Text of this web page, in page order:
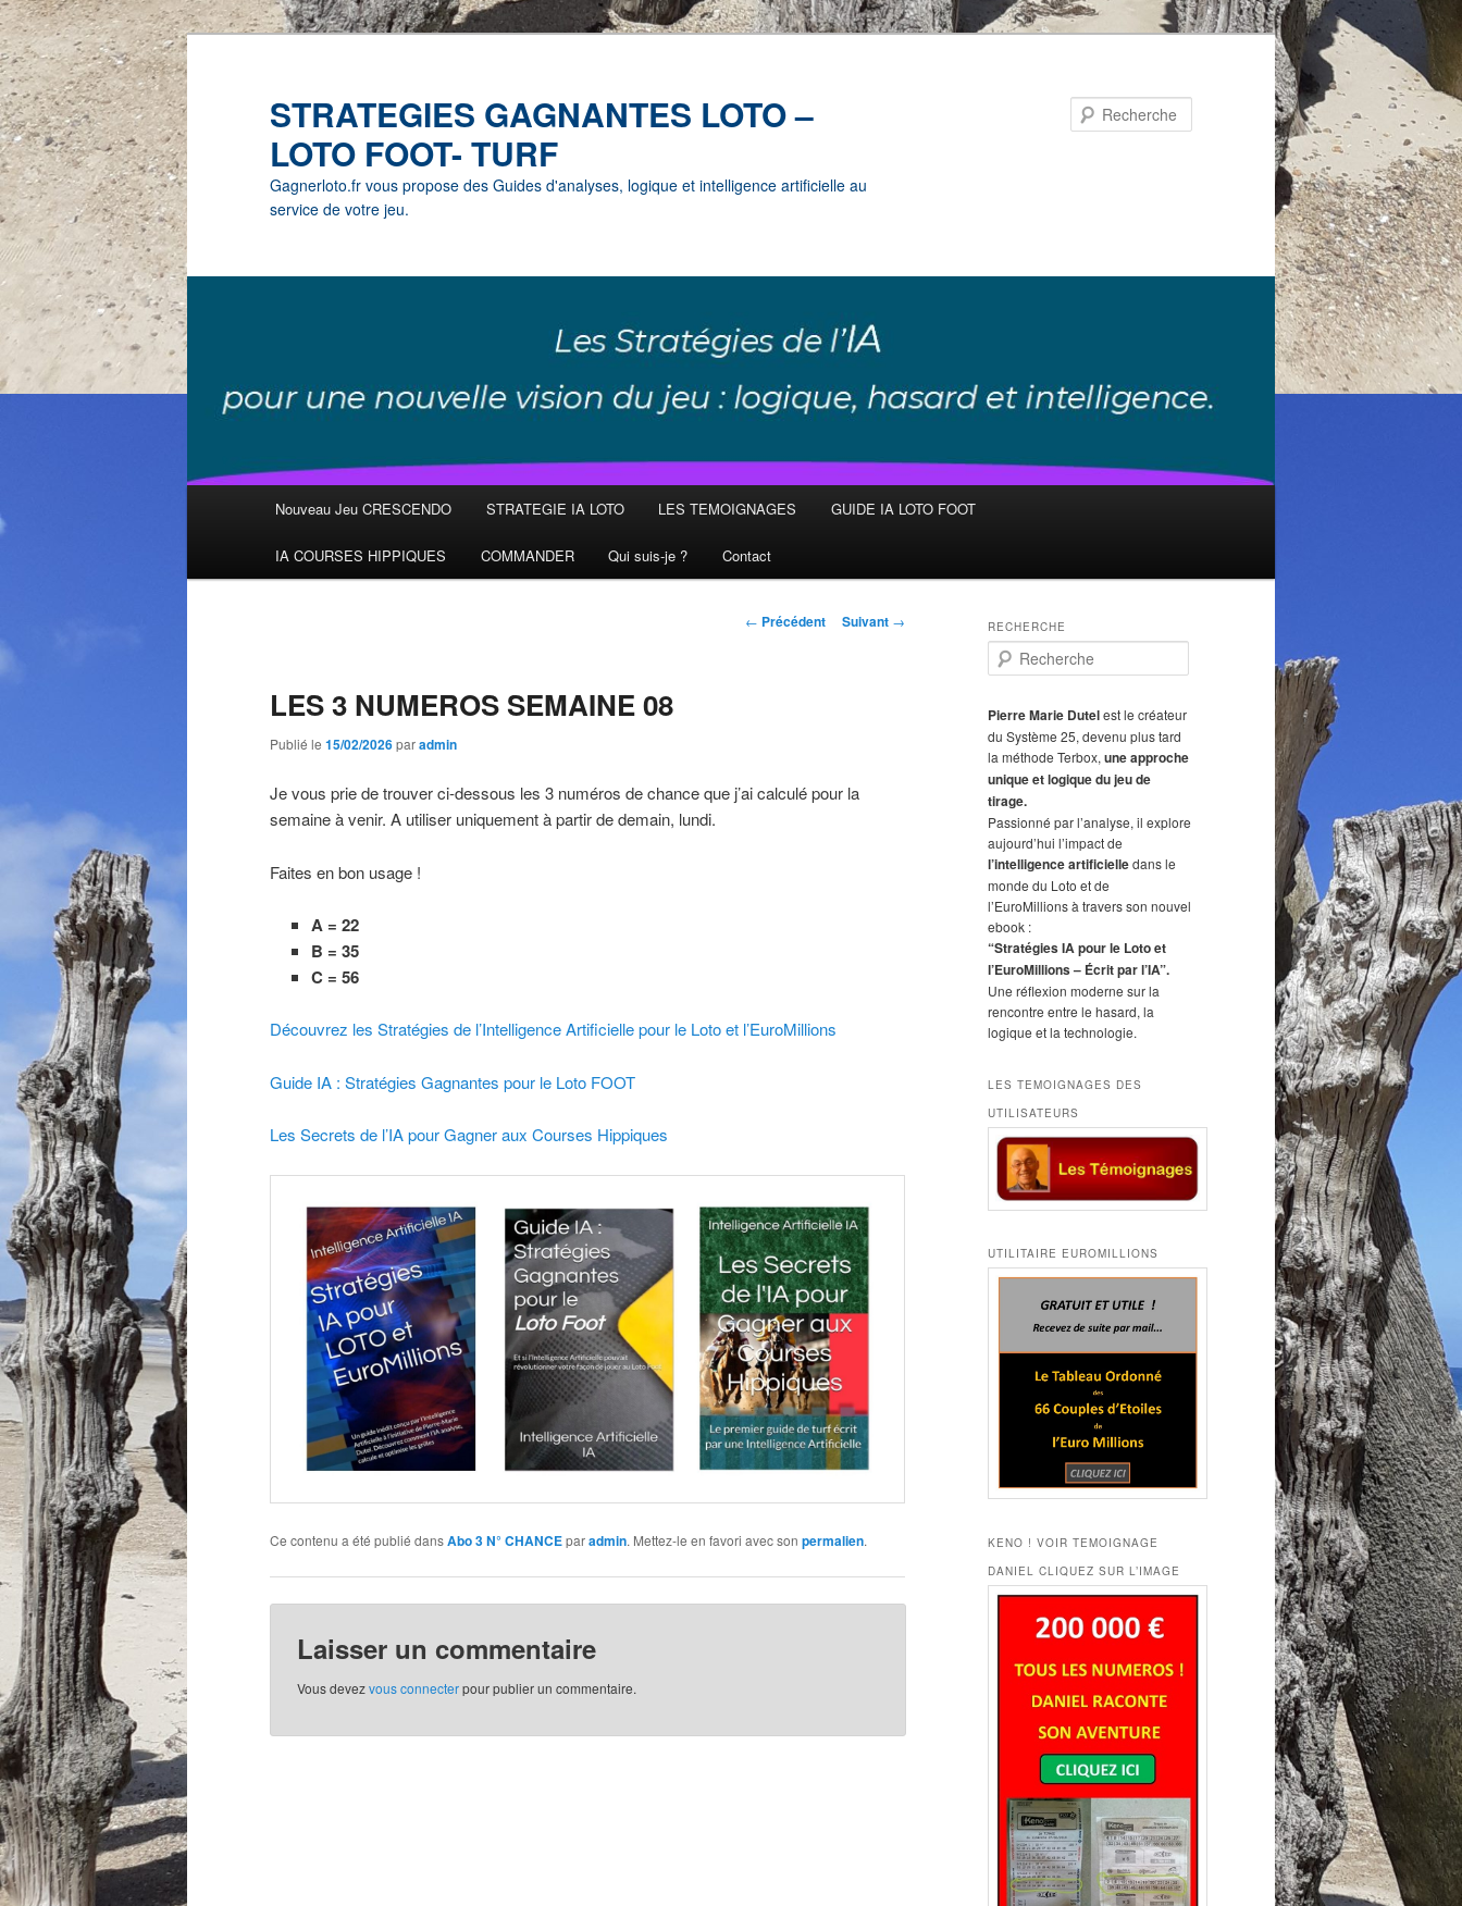
STRATEGIES GAGNANTES LOTO –
LOTO FOOT- TURF
Gagnerloto.fr vous propose des Guides d'analyses, logique et intelligence artificielle au
service de votre jeu.
Aller
au
Nouveau Jeu CRESCENDO STRATEGIE IA LOTO LES TEMOIGNAGES GUIDE IA LOTO FOOT
IA COURSES HIPPIQUES COMMANDER Qui suis-je ? Contact
Navigation
← Précédent Suivant →
LES 3 NUMEROS SEMAINE 08
Publié le 15/02/2026paradmin
Je vous prie de trouver ci-dessous les 3 numéros de chance que j’ai calculé pour la
semaine à venir. A utiliser uniquement à partir de demain, lundi.
Faites en bon usage !
A = 22
B = 35
C = 56
Découvrez les Stratégies de l’Intelligence Artificielle pour le Loto et l’EuroMillions
Guide IA : Stratégies Gagnantes pour le Loto FOOT
Les Secrets de l’IA pour Gagner aux Courses Hippiques
Ce contenu a été publié dansAbo 3 N° CHANCEparadmin. Mettez-le en favori avec son permalien.
Laisser un commentaire
Vous devezvous connecterpour publier un commentaire.
RECHERCHE
e
h
e
r
c
h
e
Pierre Marie Dutelest le créateur
du Système 25, devenu plus tard
la méthode Terbox, une approche
unique et logique du jeu de
tirage.
Passionné par l’analyse, il explore
aujourd’hui l’impact de
l’intelligence artificielledans le
monde du Loto et de
l’EuroMillions à travers son nouvel
ebook :
“Stratégies IA pour le Loto et
l’EuroMillions – Écrit par l’IA”.
Une réflexion moderne sur la
rencontre entre le hasard, la
logique et la technologie.
LES TEMOIGNAGES DES
UTILISATEURS
UTILITAIRE EUROMILLIONS
KENO ! VOIR TEMOIGNAGE
DANIEL CLIQUEZ SUR L’IMAGE